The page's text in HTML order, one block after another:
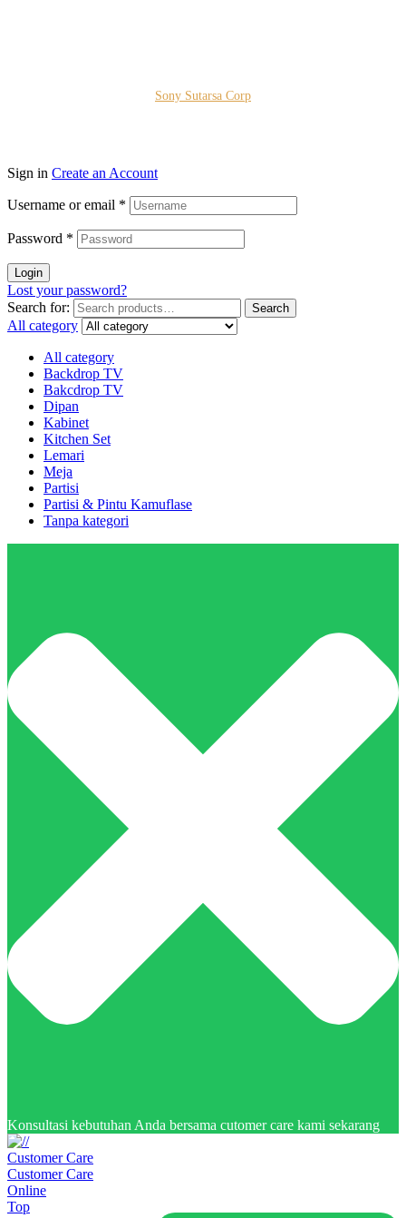
Sony Sutarsa Corp
Sign in Create an Account
Username or email *
Password *
Login
Lost your password?
Search for:
Search
All category
All category
Backdrop TV
Bakcdrop TV
Dipan
Kabinet
Kitchen Set
Lemari
Meja
Partisi
Partisi & Pintu Kamuflase
Tanpa kategori
Konsultasi kebutuhan Anda bersama cutomer care kami sekarang
Customer Care
Customer Care
Online
Top